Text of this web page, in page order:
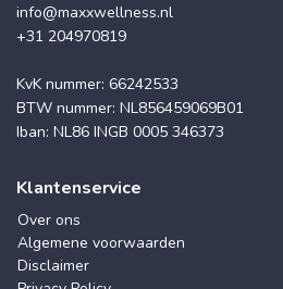
info@maxxwellness.nl
+31 204970819
KvK nummer: 66242533
BTW nummer: NL856459069B01
Iban: NL86 INGB 0005 346373
Klantenservice
Over ons
Algemene voorwaarden
Disclaimer